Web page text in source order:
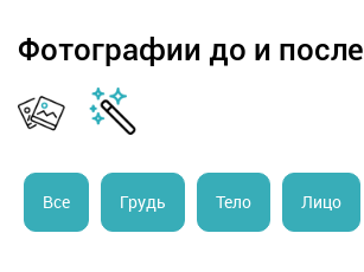
Фотографии до и после
Все Грудь Тело Лицо